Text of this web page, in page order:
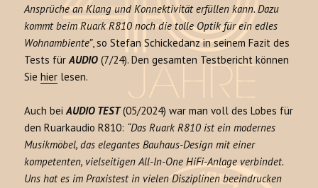
Ansprüche an Klang und Konnektivität erfüllen kann. Dazu
kommt beim Ruark R810 noch die tolle Optik für ein edles
Wohnambiente”, so Stefan Schickedanz in seinem Fazit des
Tests fürAUDIO (7/24). Den gesamten Testbericht können
Siehier lesen.
Auch beiAUDIO TEST (05/2024) war man voll des Lobes für
den Ruarkaudio R810: “Das Ruark R810 ist ein modernes
Musikmöbel, das elegantes Bauhaus-Design mit einer
kompetenten, vielseitigen All-In-One HiFi-Anlage verbindet.
Uns hat es im Praxistest in vielen Disziplinen beeindrucken